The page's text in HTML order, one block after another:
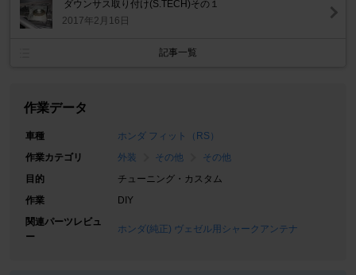
ダウンサス取り付け(S.TECH)その１
2017年2月16日
記事一覧
作業データ
車種
ホンダ フィット（RS）
作業カテゴリ
外装 その他
その他
目的
チューニング・カスタム
作業
DIY
関連パーツレビュ
ー
ホンダ(純正) ヴェゼル用シャークアンテナ